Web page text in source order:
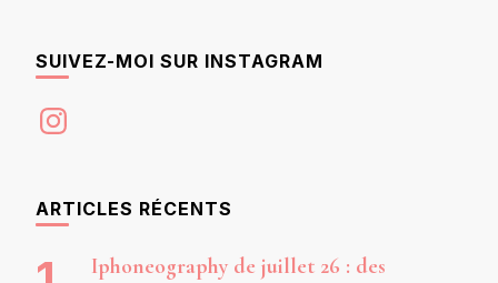
SUIVEZ-MOI SUR INSTAGRAM
Instagram
ARTICLES RÉCENTS
Iphoneography de juillet 26 : des